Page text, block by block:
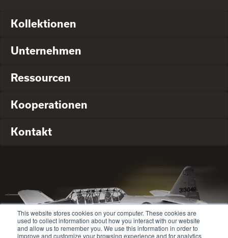
This website stores cookies on your computer. These cookies are
used to collect information about how you interact with our website
and allow us to remember you. We use this information in order to
improve and customize your browsing experience and for analytics
Kollektionen
Unternehmen
Ressourcen
Kooperationen
Kontakt